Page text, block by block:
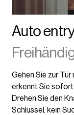
Auto
Gehen Sie zur
erkennt Sie
Drehen Sie den
Schlüssel, kein